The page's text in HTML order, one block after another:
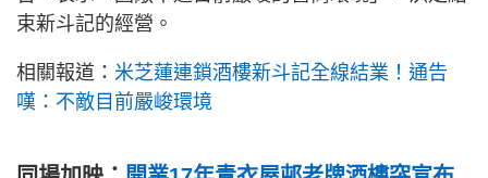
束新斗記的經營。
相關報道： 米芝蓮連鎖酒樓新斗記全線結業！通告
嘆：不敵目前嚴峻環境